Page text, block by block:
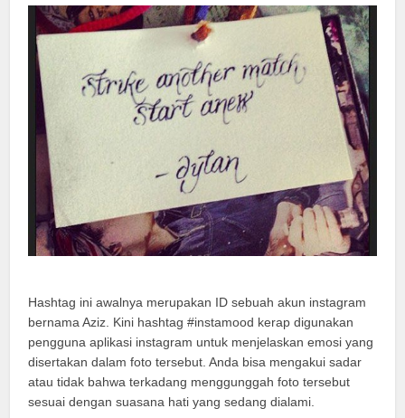
Hashtag ini awalnya merupakan ID sebuah akun instagram
bernama Aziz. Kini hashtag #instamood kerap digunakan
pengguna aplikasi instagram untuk menjelaskan emosi yang
disertakan dalam foto tersebut. Anda bisa mengakui sadar
atau tidak bahwa terkadang menggunggah foto tersebut
sesuai dengan suasana hati yang sedang dialami.